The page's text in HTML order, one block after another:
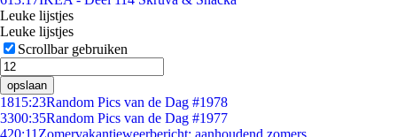
Leuke lijstjes
Leuke lijstjes
Scrollbar gebruiken
opslaan
1815:23Random Pics van de Dag #1978
3300:35Random Pics van de Dag #1977
420:11 Zomervakantieweerbericht: aanhoudend zomers